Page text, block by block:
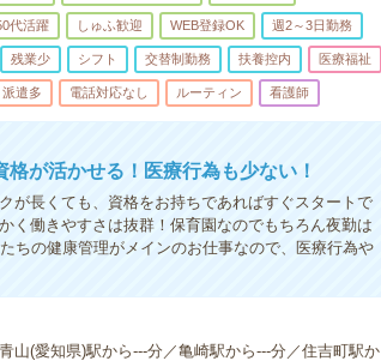
代活躍 しゅふ歓迎 WEB登録OK 週2～3日勤務
残業少 シフト 交替制勤務 扶養控内 医療福祉
派遣多 電話対応なし ルーティン 看護師
が活かせる！医療行為も少ない！
長くても、資格をお持ちであればすぐスタートで
働きやすさは抜群！保育園なのでもちろん夜勤は
ちの健康管理がメインのお仕事なので、医療行為や
山(愛知県)駅から---分／亀崎駅から---分／住吉町駅か